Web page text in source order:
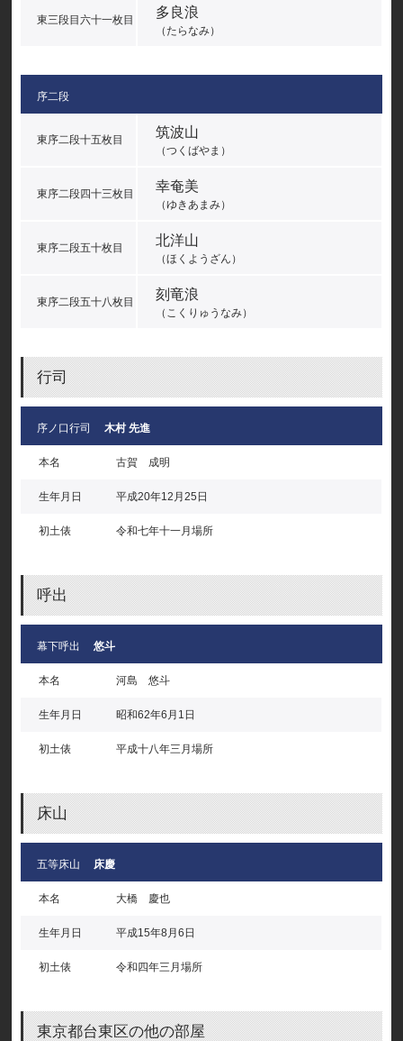
東三段目六十一枚目 多良浪
（たらなみ）
序二段
東序二段十五枚目 筑波山
（つくばやま）
東序二段四十三枚目 幸奄美
（ゆきあまみ）
東序二段五十枚目 北洋山
（ほくようざん）
東序二段五十八枚目 刻竜浪
（こくりゅうなみ）
行司
序ノ口行司 木村 先進
本名 古賀 成明
生年月日 平成20年12月25日
初土俵 令和七年十一月場所
呼出
幕下呼出 悠斗
本名 河島 悠斗
生年月日 昭和62年6月1日
初土俵 平成十八年三月場所
床山
五等床山 床慶
本名 大橋 慶也
生年月日 平成15年8月6日
初土俵 令和四年三月場所
東京都台東区の他の部屋